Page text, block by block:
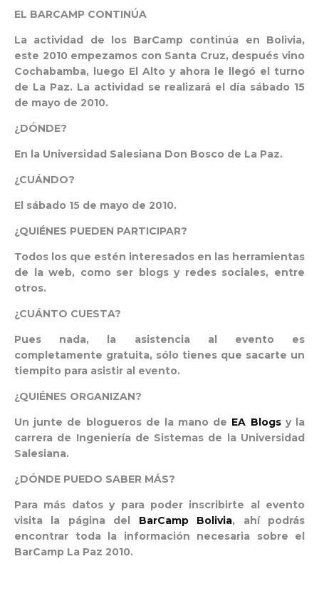
EL BARCAMP CONTINÚA
La actividad de los BarCamp continúa en Bolivia,
este 2010 empezamos con Santa Cruz, después vino
Cochabamba, luego El Alto y ahora le llegó el turno
de La Paz. La actividad se realizará el día sábado 15
de mayo de 2010.
¿DÓNDE?
En la Universidad Salesiana Don Bosco de La Paz.
¿CUÁNDO?
El sábado 15 de mayo de 2010.
¿QUIÉNES PUEDEN PARTICIPAR?
Todos los que estén interesados en las herramientas
de la web, como ser blogs y redes sociales, entre
otros.
¿CUÁNTO CUESTA?
Pues nada, la asistencia al evento es
completamente gratuita, sólo tienes que sacarte un
tiempito para asistir al evento.
¿QUIÉNES ORGANIZAN?
Un junte de blogueros de la mano de EA Blogsy la
carrera de Ingeniería de Sistemas de la Universidad
Salesiana.
¿DÓNDE PUEDO SABER MÁS?
Para más datos y para poder inscribirte al evento
visita la página del BarCamp Bolivia, ahí podrás
encontrar toda la información necesaria sobre el
BarCamp La Paz 2010.